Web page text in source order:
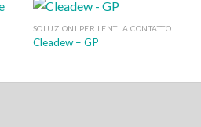
SOLUZIONI PER LENTI A CONTATTO
Cleadew – GP